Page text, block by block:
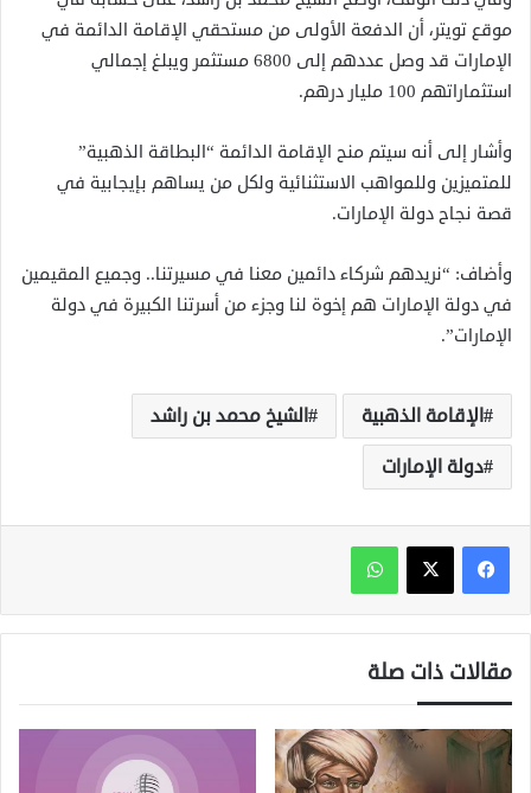
موقع تويتر، أن الدفعة الأولى من مستحقي الإقامة الدائمة في
الإمارات قد وصل عددهم إلى 6800 مستثمر ويبلغ إجمالي
استثماراتهم 100 مليار درهم.
وأشار إلى أنه سيتم منح الإقامة الدائمة “البطاقة الذهبية”
للمتميزين وللمواهب الاستثنائية ولكل من يساهم بإيجابية في
قصة نجاح دولة الإمارات.
وأضاف: “نريدهم شركاء دائمين معنا في مسيرتنا.. وجميع المقيمين
في دولة الإمارات هم إخوة لنا وجزء من أسرتنا الكبيرة في دولة
الإمارات”.
الإقامة الذهبية
الشيخ محمد بن راشد
دولة الإمارات
واتساب
مقالات ذات صلة